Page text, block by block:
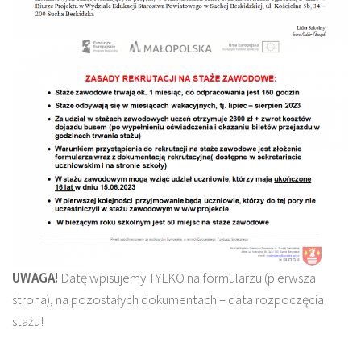
UWAGA! Datę wpisujemy TYLKO na formularzu (pierwsza
strona), na pozostałych dokumentach – data rozpoczęcia
stażu!